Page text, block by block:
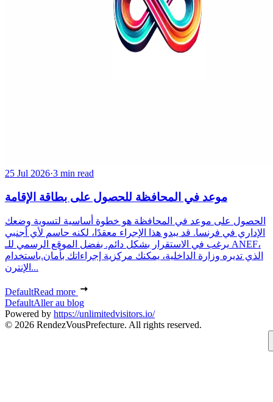
25 Jul 2026·3 min read
موعد في المحافظة للحصول على بطاقة الإقامة
الحصول على موعد في المحافظة هو خطوة أساسية لتسوية وضعك
الإداري في فرنسا. قد يبدو هذا الإجراء معقدًا، لكنه حاسم لأي أجنبي
يرغب في الاستقرار بشكل دائم. بفضل الموقع الرسمي للـ ANEF،
الذي تديره وزارة الداخلية، يمكنك مركزية إجراءاتك بأمان.باستخدام
الإنترن...
DefaultRead more
DefaultAller au blog
Powered by https://unlimitedvisitors.io/
© 2026 RendezVousPrefecture. All rights reserved.